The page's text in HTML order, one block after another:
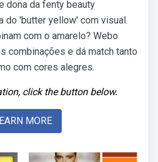
dona da fenty beauty
do 'butter yellow' com visual.
com o amarelo? Webo
combinações e dá match tanto
com cores alegres.
click the button below.
MORE